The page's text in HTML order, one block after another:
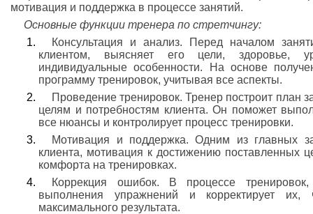
мотивация и поддержка в процессе занятий.
Основные функции тренера по стретчингу:
Консультация и анализ. Перед началом
клиентом, выясняет его цели, здоровье,
индивидуальные особенности. На основе
программу тренировок, учитывая все аспекты.
Проведение тренировок. Тренер построит план
целям и потребностям клиента. Он поможет
все нюансы и контролирует процесс тренировки.
Мотивация и поддержка. Одним из главных
клиента, мотивация к достижению поставленных
комфорта на тренировках.
Коррекция ошибок. В процессе тренировок,
выполнения упражнений и корректирует
максимального результата.